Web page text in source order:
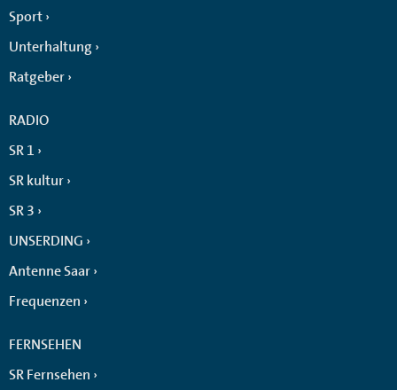
Sport
Unterhaltung
Ratgeber
RADIO
SR 1
SR kultur
SR 3
UNSERDING
Antenne Saar
Frequenzen
FERNSEHEN
SR Fernsehen